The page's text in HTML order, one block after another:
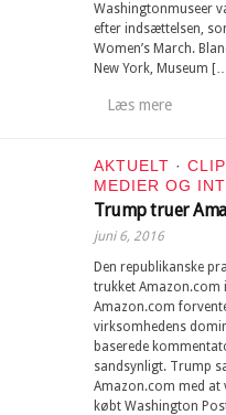
Washingtonmuseer
efter indsættelsen,
Women’s March.
New York, Museum
Læs mere
AKTUELT · CLIP
MEDIER OG
Trump truer
juni 6, 2016
Den republikanske
trukket Amazon.com
Amazon.com
virksomhedens
baserede
sandsynligt. Trump
Amazon.com med at
købt Washington